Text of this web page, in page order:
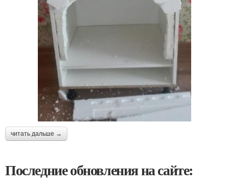
читать дальше →
Последние обновления на сайте: